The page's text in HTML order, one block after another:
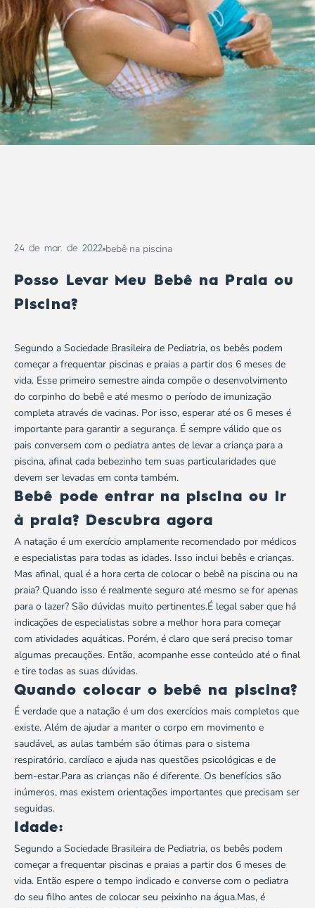
24 de mar. de 2022 bebê na piscina
Posso Levar Meu Bebê na Praia ou
Piscina?
Segundo a Sociedade Brasileira de Pediatria, os bebês podem
começar a frequentar piscinas e praias a partir dos 6 meses de
vida. Esse primeiro semestre ainda compõe o desenvolvimento
do corpinho do bebê e até mesmo o período de imunização
completa através de vacinas. Por isso, esperar até os 6 meses é
importante para garantir a segurança. É sempre válido que os
pais conversem com o pediatra antes de levar a criança para a
piscina, afinal cada bebezinho tem suas particularidades que
devem ser levadas em conta também.
Bebê pode entrar na piscina ou ir
à praia? Descubra agora
A natação é um exercício amplamente recomendado por médicos
e especialistas para todas as idades. Isso inclui bebês e crianças.
Mas afinal, qual é a hora certa de colocar o bebê na piscina ou na
praia? Quando isso é realmente seguro até mesmo se for apenas
para o lazer? São dúvidas muito pertinentes.É legal saber que há
indicações de especialistas sobre a melhor hora para começar
com atividades aquáticas. Porém, é claro que será preciso tomar
algumas precauções. Então, acompanhe esse conteúdo até o final
e tire todas as suas dúvidas.
Quando colocar o bebê na piscina?
É verdade que a natação é um dos exercícios mais completos que
existe. Além de ajudar a manter o corpo em movimento e
saudável, as aulas também são ótimas para o sistema
respiratório, cardíaco e ajuda nas questões psicológicas e de
bem-estar.Para as crianças não é diferente. Os benefícios são
inúmeros, mas existem orientações importantes que precisam ser
seguidas.
Idade:
Segundo a Sociedade Brasileira de Pediatria, os bebês podem
começar a frequentar piscinas e praias a partir dos 6 meses de
vida. Então espere o tempo indicado e converse com o pediatra
do seu filho antes de colocar seu peixinho na água.Mas, é